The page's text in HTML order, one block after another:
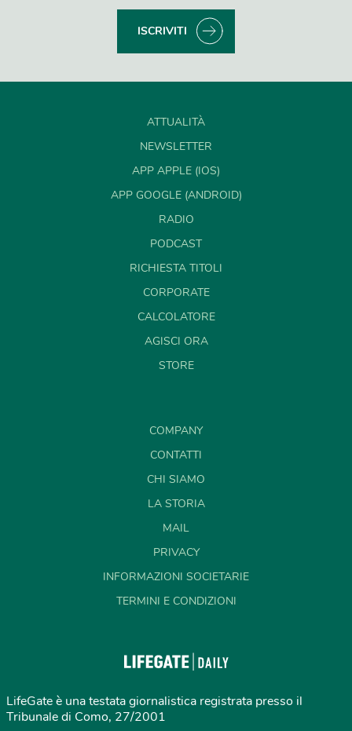
ISCRIVITI
ATTUALITÀ
NEWSLETTER
APP APPLE (IOS)
APP GOOGLE (ANDROID)
RADIO
PODCAST
RICHIESTA TITOLI
CORPORATE
CALCOLATORE
AGISCI ORA
STORE
COMPANY
CONTATTI
CHI SIAMO
LA STORIA
MAIL
PRIVACY
INFORMAZIONI SOCIETARIE
TERMINI E CONDIZIONI
LifeGate è una testata giornalistica registrata presso il
Tribunale di Como, 27/2001